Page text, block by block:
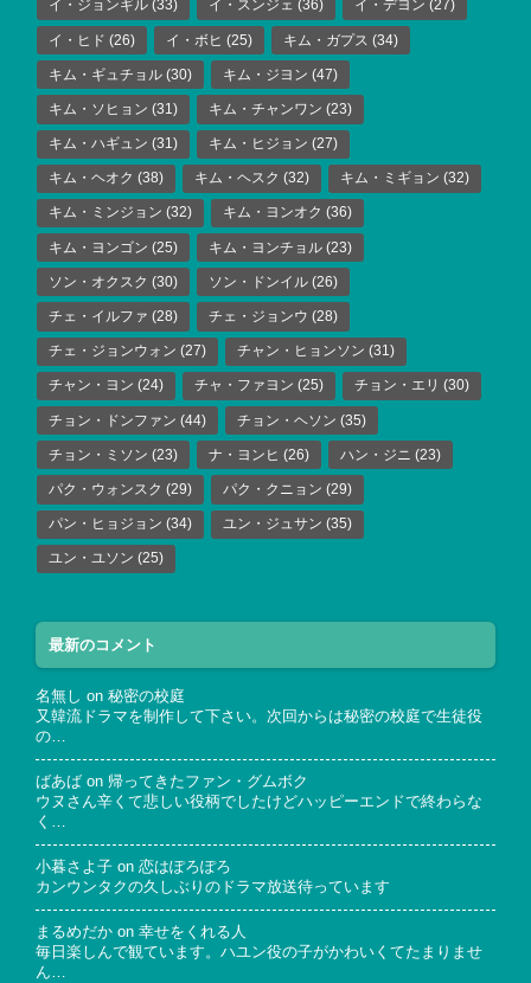
イ・ジョンギル (33) イ・スンジェ (36) イ・デヨン (27)
イ・ヒド (26) イ・ボヒ (25) キム・ガプス (34)
キム・ギュチョル (30) キム・ジヨン (47)
キム・ソヒョン (31) キム・チャンワン (23)
キム・ハギュン (31) キム・ヒジョン (27)
キム・ヘオク (38) キム・ヘスク (32) キム・ミギョン (32)
キム・ミンジョン (32) キム・ヨンオク (36)
キム・ヨンゴン (25) キム・ヨンチョル (23)
ソン・オクスク (30) ソン・ドンイル (26)
チェ・イルファ (28) チェ・ジョンウ (28)
チェ・ジョンウォン (27) チャン・ヒョンソン (31)
チャン・ヨン (24) チャ・ファヨン (25) チョン・エリ (30)
チョン・ドンファン (44) チョン・ヘソン (35)
チョン・ミソン (23) ナ・ヨンヒ (26) ハン・ジニ (23)
パク・ウォンスク (29) パク・クニョン (29)
パン・ヒョジョン (34) ユン・ジュサン (35)
ユン・ユソン (25)
最新のコメント
名無し on 秘密の校庭
又韓流ドラマを制作して下さい。次回からは秘密の校庭で生徒役
の…
ばあば on 帰ってきたファン・グムボク
ウヌさん辛くて悲しい役柄でしたけどハッピーエンドで終わらな
く…
小暮さよ子 on 恋はぽろぽろ
カンウンタクの久しぶりのドラマ放送待っています
まるめだか on 幸せをくれる人
毎日楽しんで観ています。ハユン役の子がかわいくてたまりませ
ん…